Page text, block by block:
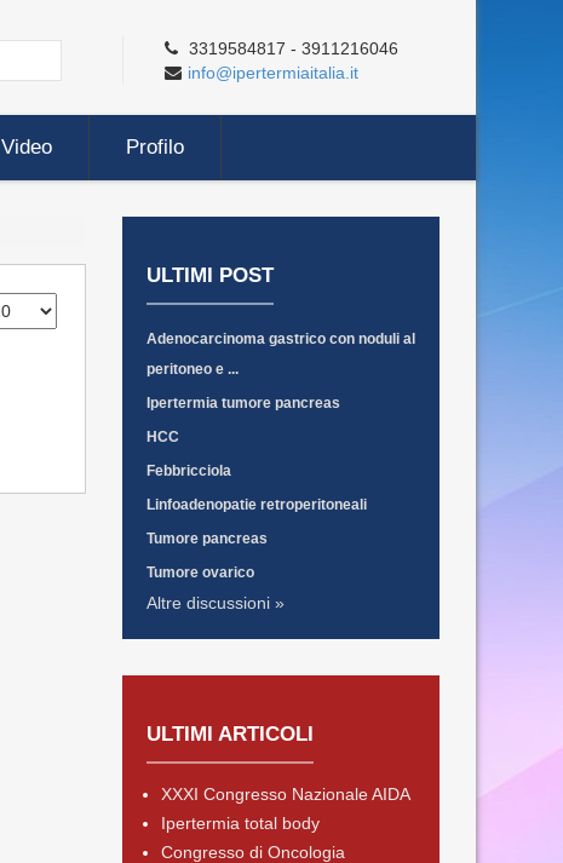
3319584817 - 3911216046
info@ipertermiaitalia.it
Video Profilo
ULTIMI POST
Adenocarcinoma gastrico con noduli al
peritoneo e ...
Ipertermia tumore pancreas
HCC
Febbricciola
Linfoadenopatie retroperitoneali
Tumore pancreas
Tumore ovarico
Altre discussioni »
ULTIMI ARTICOLI
XXXI Congresso Nazionale AIDA
Ipertermia total body
Congresso di Oncologia